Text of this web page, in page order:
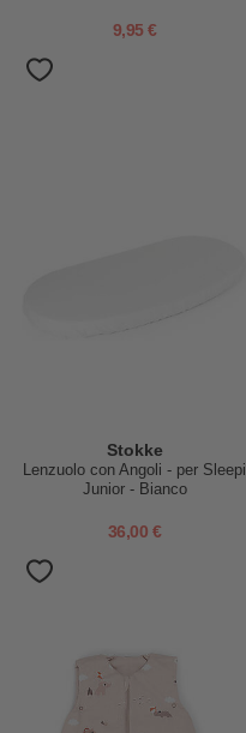
9,95 €
Stokke
Lenzuolo con Angoli - per Sleepi
Junior - Bianco
36,00 €